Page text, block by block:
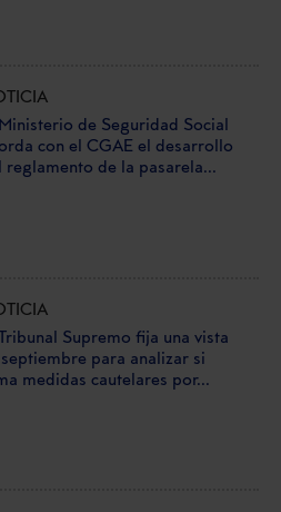
de Seguridad Social
con el CGAE el desarrollo
reglamento de la pasarela...
Supremo fija una vista
para analizar si
medidas cautelares por...